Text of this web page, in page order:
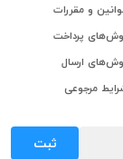
و مقررات
پرداخت
ارسال
مرجوعی
ثبت